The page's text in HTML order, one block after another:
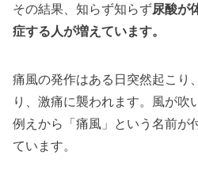
その結果、知らず知らず尿酸が
症する人が増えています。
痛風の発作はある日突然起こり
り、激痛に襲われます。風が吹
例えから「痛風」という名前が
ています。